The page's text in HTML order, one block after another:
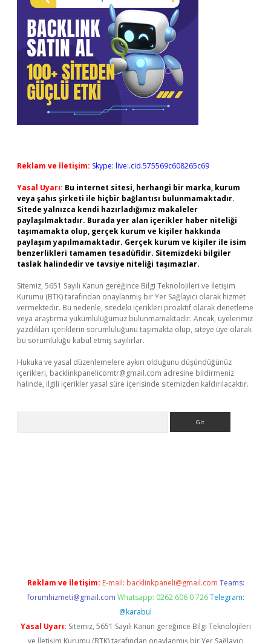
Reklam ve İletişim: Skype: live:.cid.575569c608265c69
Yasal Uyarı: Bu internet sitesi, herhangi bir marka, kurum
veya şahıs şirketi ile hiçbir bağlantısı bulunmamaktadır.
Sitede yalnızca kendi hazırladığımız makaleler
paylaşılmaktadır. Burada yer alan içerikler haber niteliği
taşımamakta olup, gerçek kurum ve kişiler hakkında
paylaşım yapılmamaktadır. Gerçek kurum ve kişiler ile isim
benzerlikleri tamamen tesadüfidir. Sitemizdeki bilgiler
taslak halindedir ve tavsiye niteliği taşımazlar.
Sitemiz, 5651 Sayılı Kanun gereğince Bilgi Teknolojileri ve İletişim
Kurumu (BTK) tarafından onaylanmış bir Yer Sağlayıcı olarak hizmet
vermektedir. Bu nedenle, sitedeki içerikleri proaktif olarak denetleme
veya araştırma yükümlülüğümüz bulunmamaktadır. Ancak, üyelerimiz
yazdıkları içeriklerin sorumluluğunu taşımakta olup, siteye üye olarak
bu sorumluluğu kabul etmiş sayılırlar.
Hukuka ve yasal düzenlemelere aykırı olduğunu düşündüğünüz
içerikleri, backlinkpanelicomtr@gmail.com adresine bildirmeniz
halinde, ilgili içerikler yasal süre içerisinde sitemizden kaldırılacaktır.
Reklam ve İletişim: E-mail: backlinkpaneli@gmail.com Teams:
forumhizmeti@gmail.com Whatsapp: 0262 606 0 726 Telegram:
@karabul
Yasal Uyarı: Sitemiz, 5651 Sayılı Kanun gereğince Bilgi Teknolojileri
ve İletişim Kurumu (BTK) tarafından onaylanmış bir Yer Sağlayıcı